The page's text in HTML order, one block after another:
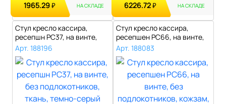
1965.29₽ НА СКЛАДЕ 6226.72₽ НА СКЛАДЕ
Стул кресло кассира,
ресепшн РС37, на винте,
без подлок..
Арт. 188196
Стул кресло кассира,
ресепшен РС66, на винте,
без подло..
Арт. 188083